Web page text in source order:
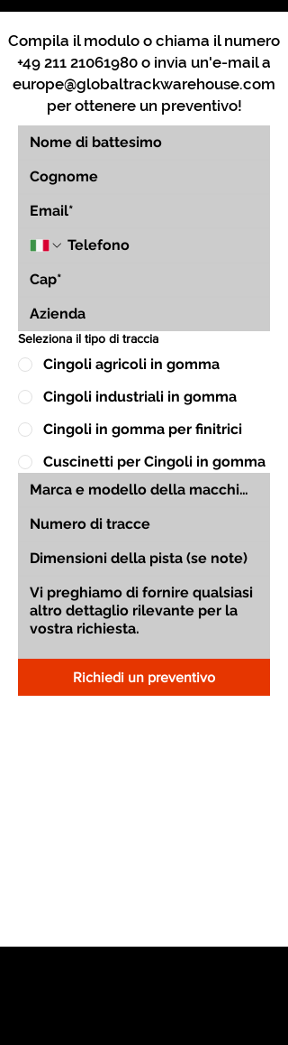
Compila il modulo o chiama il numero
+49 211 21061980 o invia un'e-mail a
europe@globaltrackwarehouse.com
per ottenere un preventivo!
Seleziona il tipo di traccia
Cingoli agricoli in gomma
Cingoli industriali in gomma
Cingoli in gomma per finitrici
Cuscinetti per Cingoli in gomma
Richiedi un preventivo